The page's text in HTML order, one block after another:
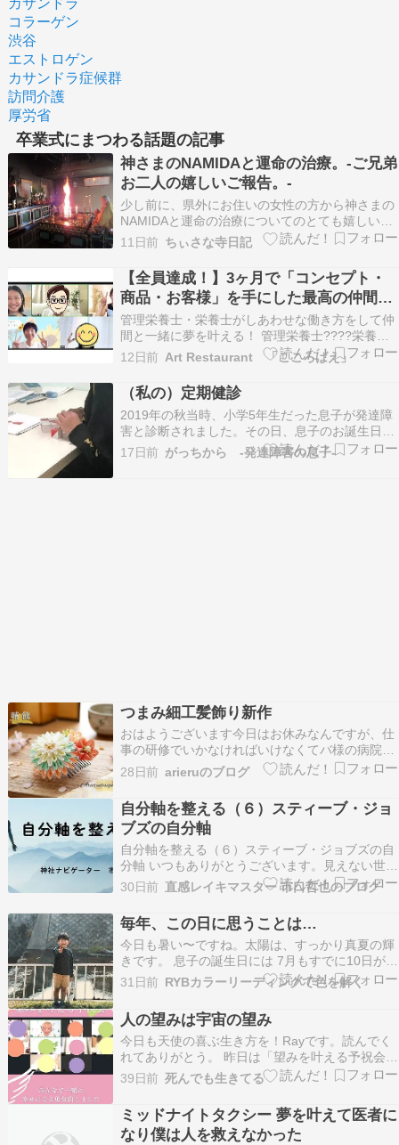
カサンドラ
コラーゲン
渋谷
エストロゲン
カサンドラ症候群
訪問介護
厚労省
卒業式にまつわる話題の記事
神さまのNAMIDAと運命の治療。-ご兄弟
お二人の嬉しいご報告。-
少し前に、県外にお住いの女性の方から神さまの
NAMIDAと運命の治療についてのとても嬉しいご
報告を頂いたのでご紹介をさせて頂きますね【神
さまのNAMIDA・運命の治療についてのHPはこち
らから★】(ブログ記事『神さまのNAMIDA。-和
尚さんからの緊急のお知らせ-』『運命の治療。
…
11日前 ちぃさな寺日記
【全員達成！】3ヶ月で「コンセプト・
商品・お客様」を手にした最高の仲間た
ち
管理栄養士・栄養士がしあわせな働き方をして仲
間と一緒に夢を叶える！ 管理栄養士????栄養士
の価値を上げるしあわせブランディングアカデミ
ー 管理栄養士・栄養士を輝かせる管理栄養士よ
ね????です。 管理栄養士よね????のプロフィー
ルはここをタップ???? 今すぐ！フリーランス…
12日前 Art Restaurant 「こころばえ」
（私の）定期健診
2019年の秋当時、小学5年生だった息子が発達障
害と診断されました。その日、息子のお誕生日な
のに？私は、朝から定期健診で病院に行ってまし
た。 そして、、、主治医に苦い顔をされてしまい
17日前 がっちから -発達障害の息子-
つまみ細工髪飾り新作
おはようございます今日はお休みなんですが、仕
事の研修でいかなければいけなくてバ様の病院を
夕方にしましたまにあうのかな～～ さて今日は、
成人式にも、七五三のお付き添いのお母さま用に
もつけていただける髪飾りの新作のご紹介 今ま
で、同じデザインで色違いを作ってきました どれ
もお迎えい…
28日前 arieruのブログ
自分軸を整える（６）スティーブ・ジョ
ブズの自分軸
自分軸を整える（６）スティーブ・ジョブズの自
分軸 いつもありがとうございます。見えない世界
を伝える神社ナビゲーター市口哲也です。 アップ
ル社を創業したスティーブ・ジョブズは「未来の
かたち」をデザインする思想家といわれました。
30歳以下でビリオネア（超富裕層）となった数少
ないアメ…
30日前 直感レイキマスター 市口哲也のブログ
毎年、この日に思うことは…
今日も暑い〜ですね。太陽は、すっかり真夏の輝
きです。 息子の誕生日には 7月もすでに10日が経
ちました。今日は、息子の誕生日。 何年経って
も、生まれて来てくれた日のことは、鮮明に覚え
ています。 なかなかの難産だったので、生まれた
時は、本当にホッとしたというか、これが出産な
んだ、…
31日前 RYBカラーリーディングで色を解く
人の望みは宇宙の望み
今日も天使の喜ぶ生き方を！Rayです。読んでく
れてありがとう。 昨日は「望みを叶える予祝会」
でした。私がみなさんにできることは何かと考え
て、 ふと思いついたイベントだったのですが、
もれなく私にもギフトがありました。 こちらは参
加者のMamiさんのブログ7/26にヨガイベント
や…
39日前 死んでも生きてる
ミッドナイトタクシー 夢を叶えて医者に
なり僕は人を救えなかった